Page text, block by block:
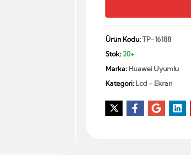
Ürün Kodu:TP-16188
Stok: 20+
Marka: Huawei Uyumlu
Kategori: Lcd - Ekran